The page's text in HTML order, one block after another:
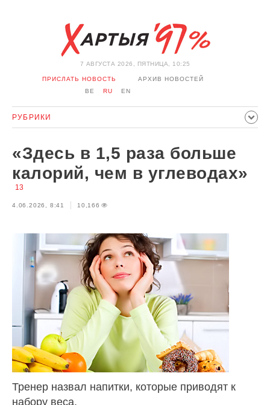
7 АВГУСТА 2026, ПЯТНИЦА, 10:25
ПРИСЛАТЬ НОВОСТЬ
АРХИВ НОВОСТЕЙ
BE
RU EN
РУБРИКИ
ПРОИСШЕСТВИЯ СПОРТ КУЛЬТУРА ИСТОРИЯ
МНЕНИЕ ИНТЕРВЬЮ ТЕХНОЛОГИИ ЗДОРОВЬЕ
«Здесь в 1,5 раза больше
калорий, чем в углеводах»
13
4.06.2026, 8:41 10,166
Тренер назвал напитки, которые приводят к
набору веса.